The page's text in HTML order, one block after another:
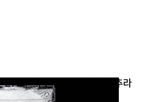
27호, '더 킨십' 이슈 기념 퓨추라